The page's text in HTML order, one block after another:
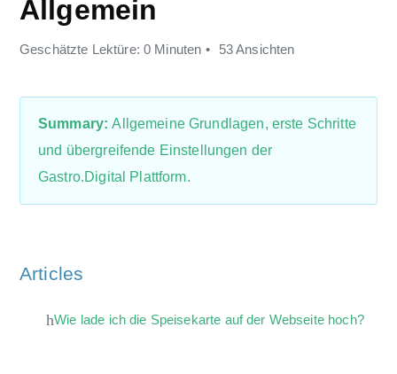
Allgemein
Geschätzte Lektüre: 0 Minuten 53 Ansichten
Summary:Allgemeine Grundlagen, erste Schritte
und übergreifende Einstellungen der
Gastro.Digital Plattform.
Articles
Wie lade ich die Speisekarte auf der Webseite hoch?